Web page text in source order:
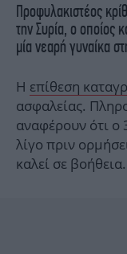
Προφυλακιστέος
την Συρία, ο οποίος
μία νεαρή γυναίκα
Η επίθεση
ασφαλείας.
αναφέρουν ότι ο
λίγο πριν
καλεί σε βοήθεια.